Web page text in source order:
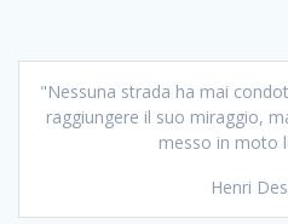
"Nessuna strada ha mai
raggiungere il suo miraggio,
messo in moto
Henri